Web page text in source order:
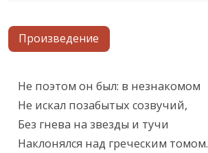
Произведение
Текст произведения
Не поэтом он был: в незнакомом
Не искал позабытых созвучий,
Без гнева на звезды и тучи
Наклонялся над греческим томом.